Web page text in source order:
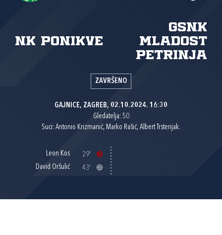
NK Ponikve
GSNK
Mladost
Petrinja
ZAVRŠENO
GAJNICE, ZAGREB, 02.10.2024. 16:30
Gledatelja: 50
Suci: Antonio Krizmanić, Marko Rašić, Albert Trstenjak.
Leon Kos
29'
David Oršulić
43'